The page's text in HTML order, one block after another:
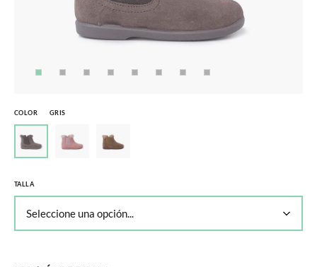
COLOR GRIS
TALLA